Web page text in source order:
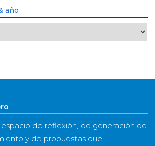
año
de reflexión, de generación de
y de propuestas que